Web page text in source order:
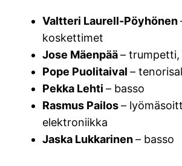
Valtteri Laurell-Pöyhönen
koskettimet
Jose Mäenpää–
Pope Puolitaival–
Pekka Lehti– basso
Rasmus Pailos–
elektroniikka
Jaska Lukkarinen– basso